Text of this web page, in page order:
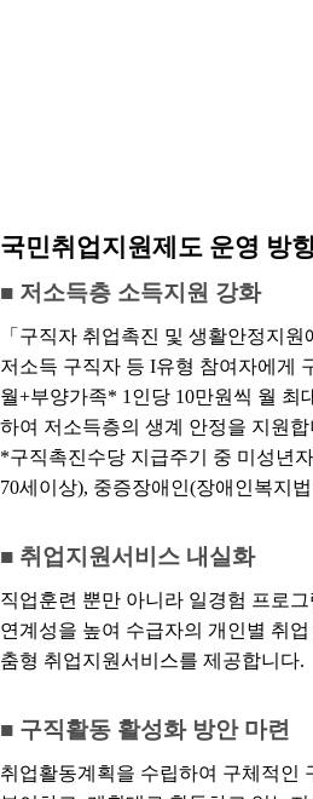
국민취업지원제도 운영 방
■ 저소득층 소득지원 강화
「구직자 취업촉진 및 생활안정지
저소득 구직자 등 I유형 참여자에게
월+부양가족* 1인당 10만원씩 월 최
하여 저소득층의 생계 안정을 지원합
*구직촉진수당 지급주기 중 미성년
70세이상), 중증장애인(장애인복지
■ 취업지원서비스 내실화
직업훈련 뿐만 아니라 일경험 프로
연계성을 높여 수급자의 개인별 취
춤형 취업지원서비스를 제공합니다.
■ 구직활동 활성화 방안 마련
취업활동계획을 수립하여 구체적인